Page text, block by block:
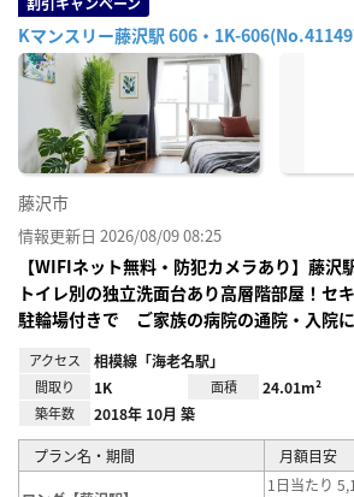
Kマンスリー藤沢駅 606・1K-
藤沢市
情報更新日 2026/08/09 08:25
【WIFIネット無料・防犯カメラあり】藤沢
トイレ別の独立洗面台あり高層階部屋！セ
駐輪場付きで ご家族の病院の通院・入院に
アクセス 相模線「海老名駅」
間取り 1K 面積 24.01m²
築年数 2018年 10月 築
プラン名・期間 月額目安
1日当たり